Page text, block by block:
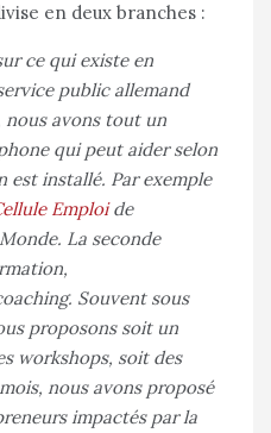
en deux branches :
ce qui existe en
public allemand
nous avons tout un
qui peut aider selon
est installé. Par exemple
Emploide
La seconde
Souvent sous
proposons soit un
workshops, soit des
nous avons proposé
impactés par la